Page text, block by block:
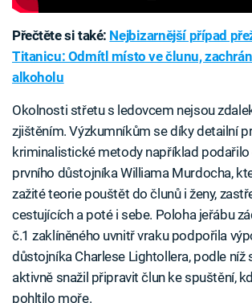
Přečtěte si také: Nejbizarnější případ
Titanicu: Odmítl místo ve člunu,
alkoholu
Okolnosti střetu s ledovcem nejsou
zjištěním. Výzkumníkům se díky detailní
kriminalistické metody například
prvního důstojníka Williama Murdocha,
zažité teorie pouštět do člunů i ženy,
cestujících a poté i sebe. Poloha jeřábu
č.1 zaklíněného uvnitř vraku podpořila
důstojníka Charlese Lightollera, podle níž
aktivně snažil připravit člun ke spuštění,
pohltilo moře.